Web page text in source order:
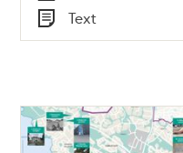
Tid
Typ
Text